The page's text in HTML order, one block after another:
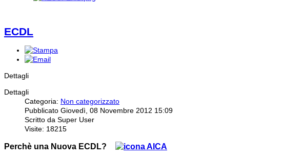
ECDL
Dettagli
Dettagli
Categoria: Non categorizzato
Pubblicato Giovedì, 08 Novembre 2012 15:09
Scritto da Super User
Visite: 18215
Perchè una Nuova ECDL?